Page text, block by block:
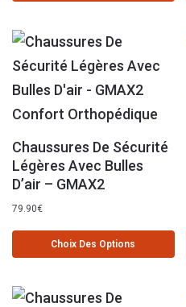
Chaussures De Sécurité
Légères Avec Bulles
D’air – GMAX2
79.90€
Choix Des Options